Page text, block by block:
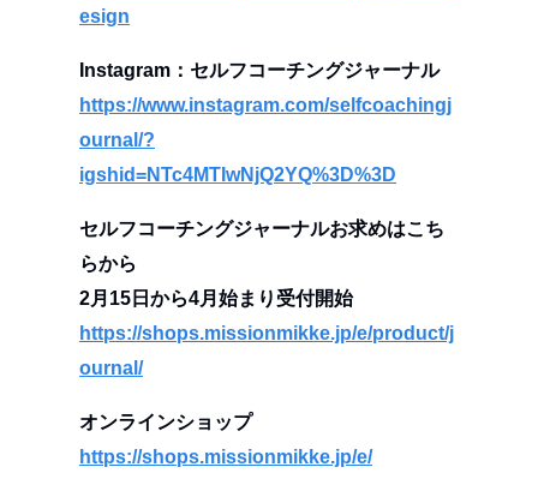
esign
Instagram：セルフコーチングジャーナル
https://www.instagram.com/selfcoachingj
ournal/?
igshid=NTc4MTIwNjQ2YQ%3D%3D
セルフコーチングジャーナルお求めはこち
らから
2月15日から4月始まり受付開始
https://shops.missionmikke.jp/e/product/j
ournal/
オンラインショップ
https://shops.missionmikke.jp/e/